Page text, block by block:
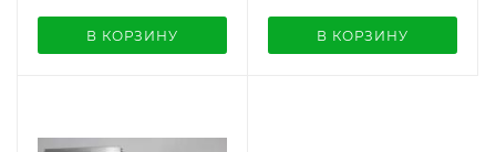
В КОРЗИНУ В КОРЗИНУ